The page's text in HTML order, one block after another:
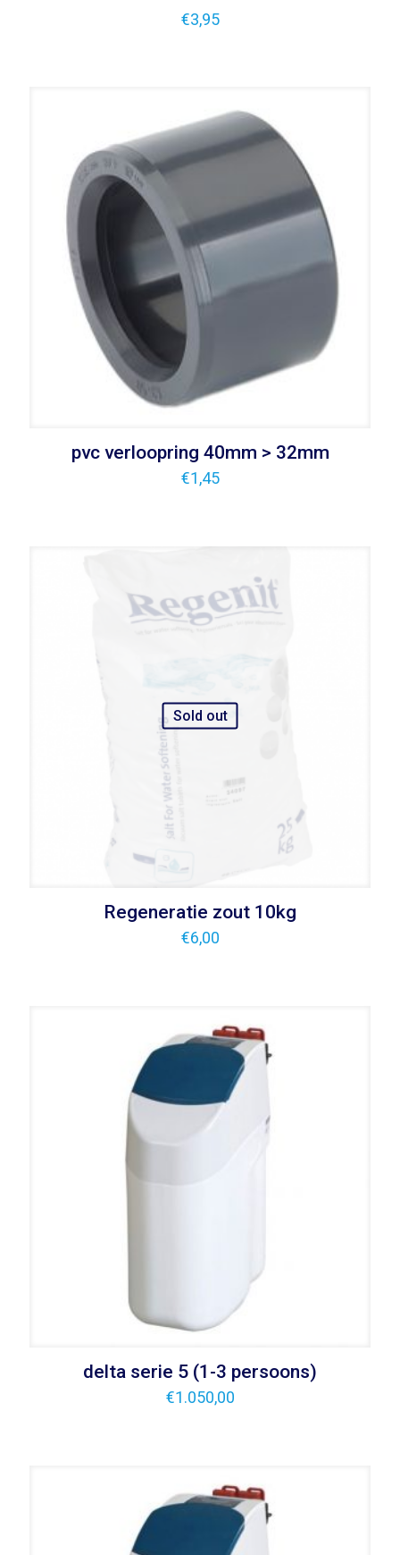
€3,95
pvc verloopring 40mm > 32mm
€1,45
Sold out
Regeneratie zout 10kg
€6,00
delta serie 5 (1-3 persoons)
€1.050,00